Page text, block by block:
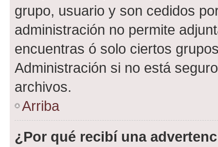
grupo, usuario y son cedidos
administración no permite
encuentras ó solo ciertos
Administración si no está
archivos.
Arriba
¿Por qué recibí una